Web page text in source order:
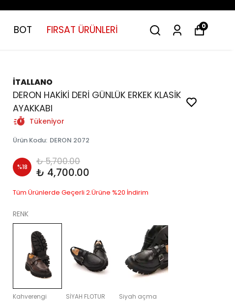
BOT FIRSAT ÜRÜNLERİ 0
İTALLANO
DERON HAKİKİ DERİ GÜNLÜK ERKEK KLASİK
AYAKKABI
Tükeniyor
Ürün Kodu: DERON 2072
%18 ₺ 5,700.00
₺ 4,700.00
Tüm Ürünlerde Geçerli 2.Ürüne %20 İndirim
RENK
Kahverengi SİYAH FLOTUR Siyah açma